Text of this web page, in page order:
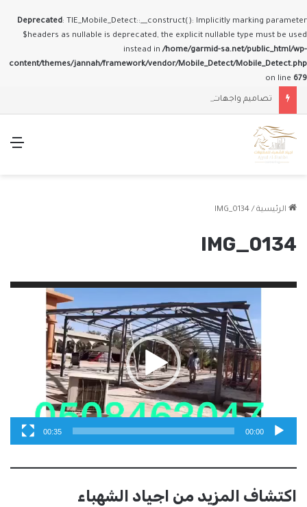
Deprecated: TIE_Mobile_Detect::__construct(): Implicitly marking parameter
$headers as nullable is deprecated, the explicit nullable type must be used
instead in/home/garmid-sa.net/public_html/wp-
content/themes/jannah/framework/vendor/Mobile_Detect/Mobile_Detect.php
on line 679
تصاميم واجهات وملاحق حديثة
الرئيسية /
IMG_0134
IMG_0134
مشغل
00:00
00:35
اكتشاف المزيد من اجياد الشهباء